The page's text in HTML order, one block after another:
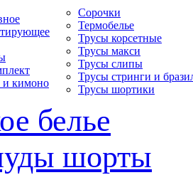
кимоно
Сорочки
Термобелье
Трусы корсетные
Трусы макси
Трусы слипы
Трусы стринги и
Трусы шортики
белье
шорты